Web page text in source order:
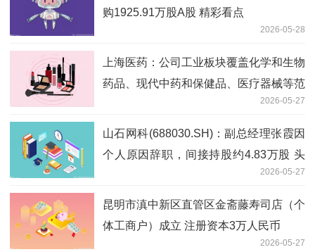
购1925.91万股A股 精彩看点
2026-05-28
上海医药：公司工业板块覆盖化学和生物
药品、现代中药和保健品、医疗器械等范
2026-05-27
山石网科(688030.SH)：副总经理张霞因
个人原因辞职，间接持股约4.83万股 头
2026-05-27
昆明市滇中新区直管区金斋藤寿司店（个
体工商户）成立 注册资本3万人民币
2026-05-27